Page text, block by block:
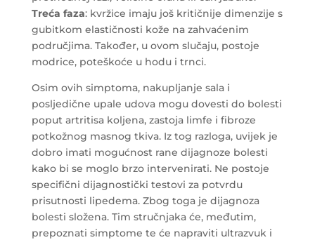
Treća faza: kvržice imaju još kritičnije dimenzije s
gubitkom elastičnosti kože na zahvaćenim
područjima. Također, u ovom slučaju, postoje
modrice, poteškoće u hodu i trnci.
Osim ovih simptoma, nakupljanje sala i
posljedične upale udova mogu dovesti do bolesti
poput artritisa koljena, zastoja limfe i fibroze
potkožnog masnog tkiva. Iz tog razloga, uvijek je
dobro imati mogućnost rane dijagnoze bolesti
kako bi se moglo brzo intervenirati. Ne postoje
specifični dijagnostički testovi za potvrdu
prisutnosti lipedema. Zbog toga je dijagnoza
bolesti složena. Tim stručnjaka će, međutim,
prepoznati simptome te će napraviti ultrazvuk i